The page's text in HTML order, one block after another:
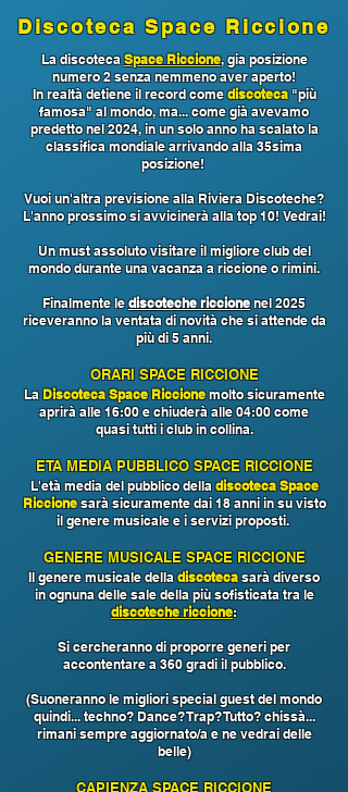
Discoteca Space Riccione
La discoteca Space Riccione, gia posizione
numero 2 senza nemmeno aver aperto!
In realtà detiene il record comediscoteca"più
famosa" al mondo, ma... come già avevamo
predetto nel 2024, in un solo anno ha scalato la
classifica mondiale arrivando alla 35sima
posizione!
Vuoi un'altra previsione alla Riviera Discoteche?
L'anno prossimo si avvicinerà alla top 10! Vedrai!
Un must assoluto visitare il migliore club del
mondo durante una vacanza a riccione o rimini.
Finalmente lediscoteche riccionenel 2025
riceveranno la ventata di novità che si attende da
più di 5 anni.
ORARI SPACE RICCIONE
LaDiscoteca Space Riccionemolto sicuramente
aprirà alle 16:00 e chiuderà alle 04:00 come
quasi tutti i club in collina.
ETA MEDIA PUBBLICO SPACE RICCIONE
L'età media del pubblico delladiscoteca Space
Riccionesarà sicuramente dai 18 anni in su visto
il genere musicale e i servizi proposti.
GENERE MUSICALE SPACE RICCIONE
Il genere musicale delladiscotecasarà diverso
in ognuna delle sale della più sofisticata tra le
discoteche riccione:
Si cercheranno di proporre generi per
accontentare a 360 gradi il pubblico.
(Suoneranno le migliori special guest del mondo
quindi... techno? Dance? Trap? Tutto? chissà...
rimani sempre aggiornato/a e ne vedrai delle
belle)
CAPIENZA SPACE RICCIONE